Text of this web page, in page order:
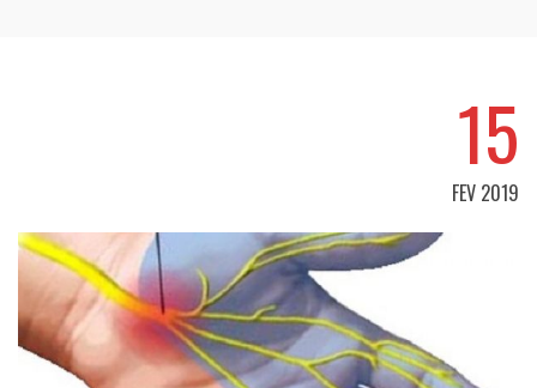
15
FEV 2019